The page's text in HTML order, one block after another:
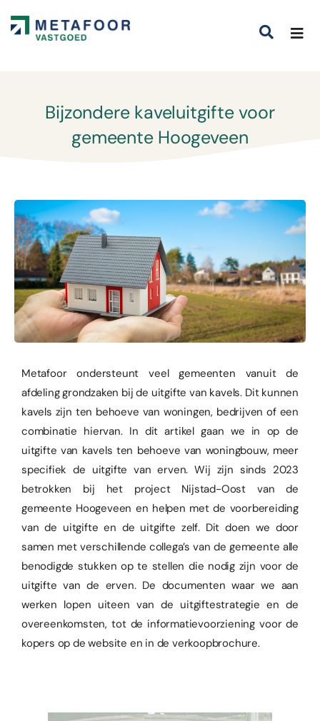
Bijzondere kaveluitgifte voor
gemeente Hoogeveen
Metafoor ondersteunt veel gemeenten vanuit de
afdeling grondzaken bij de uitgifte van kavels. Dit kunnen
kavels zijn ten behoeve van woningen, bedrijven of een
combinatie hiervan. In dit artikel gaan we in op de
uitgifte van kavels ten behoeve van woningbouw, meer
specifiek de uitgifte van erven. Wij zijn sinds 2023
betrokken bij het project Nijstad-Oost van de
gemeente Hoogeveen en helpen met de voorbereiding
van de uitgifte en de uitgifte zelf. Dit doen we door
samen met verschillende collega’s van de gemeente alle
benodigde stukken op te stellen die nodig zijn voor de
uitgifte van de erven. De documenten waar we aan
werken lopen uiteen van de uitgiftestrategie en de
overeenkomsten, tot de informatievoorziening voor de
kopers op de website en in de verkoopbrochure.